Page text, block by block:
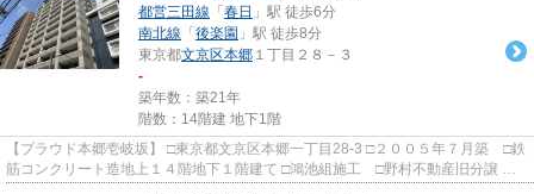
都営三田線 「 春日 」駅 徒歩6分
南北線 「 後楽園 」駅 徒歩8分
東京都文京区本郷 １丁目２８－３
-
築年数：築21年
階数：14階建 地下1階
【プラウド本郷壱岐坂】 □東京都文京区本郷一丁目28-3 □２００５年７月築 □鉄
筋コンクリート造地上１４階地下１階建て □鴻池組施工 □野村不動産旧分譲 プ